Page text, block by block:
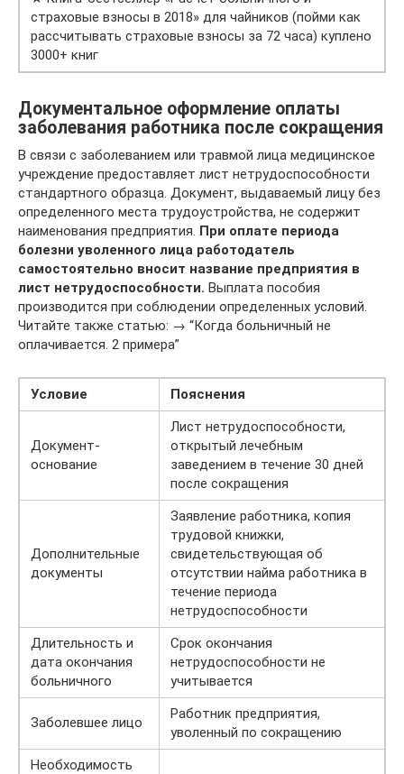
страховые взносы в 2018» для чайников (пойми как
рассчитывать страховые взносы за 72 часа) куплено
3000+ книг
Документальное оформление оплаты
заболевания работника после сокращения
В связи с заболеванием или травмой лица медицинское
учреждение предоставляет лист нетрудоспособности
стандартного образца. Документ, выдаваемый лицу без
определенного места трудоустройства, не содержит
наименования предприятия. При оплате периода
болезни уволенного лица работодатель
самостоятельно вносит название предприятия в
лист нетрудоспособности. Выплата пособия
производится при соблюдении определенных условий.
Читайте также статью: → “Когда больничный не
оплачивается. 2 примера”
Условие Пояснения
Документ-
основание
Лист нетрудоспособности,
открытый лечебным
заведением в течение 30 дней
после сокращения
Дополнительные
документы
Заявление работника, копия
трудовой книжки,
свидетельствующая об
отсутствии найма работника в
течение периода
нетрудоспособности
Длительность и
дата окончания
больничного
Срок окончания
нетрудоспособности не
учитывается
Заболевшее лицо
Работник предприятия,
уволенный по сокращению
Необходимость